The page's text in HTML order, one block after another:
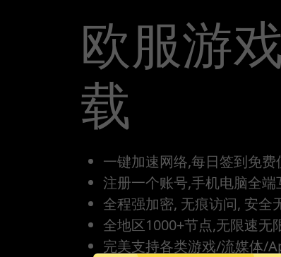
欧服游
载
一键加速网络,每日签到免费
注册一个账号,手机电脑全端
全程强加密, 无痕访问, 安全
全地区1000+节点,无限速无
完美支持各类游戏/流媒体/